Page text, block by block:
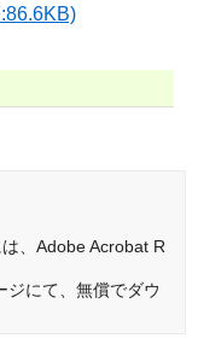
、Adobe Acrobat R
にて、無償でダウ